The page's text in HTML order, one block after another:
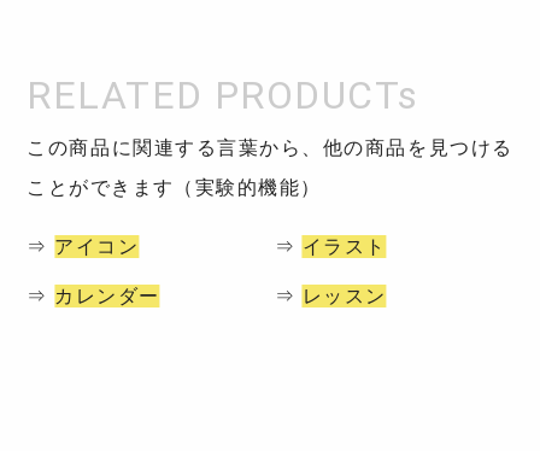
この商品に関連する言葉から、他の商品を見つける
ことができます（実験的機能）
⇒ アイコン ⇒ イラスト
⇒ カレンダー ⇒ レッスン